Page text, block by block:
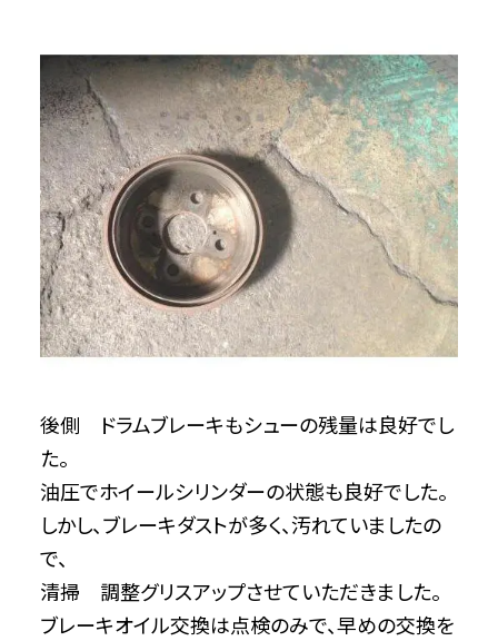
後側 ドラムブレーキもシューの残量は良好でし
た。
油圧でホイールシリンダーの状態も良好でした。
しかし、ブレーキダストが多く、汚れていましたの
で、
清掃 調整グリスアップさせていただきました。
ブレーキオイル交換は点検のみで、早めの交換を